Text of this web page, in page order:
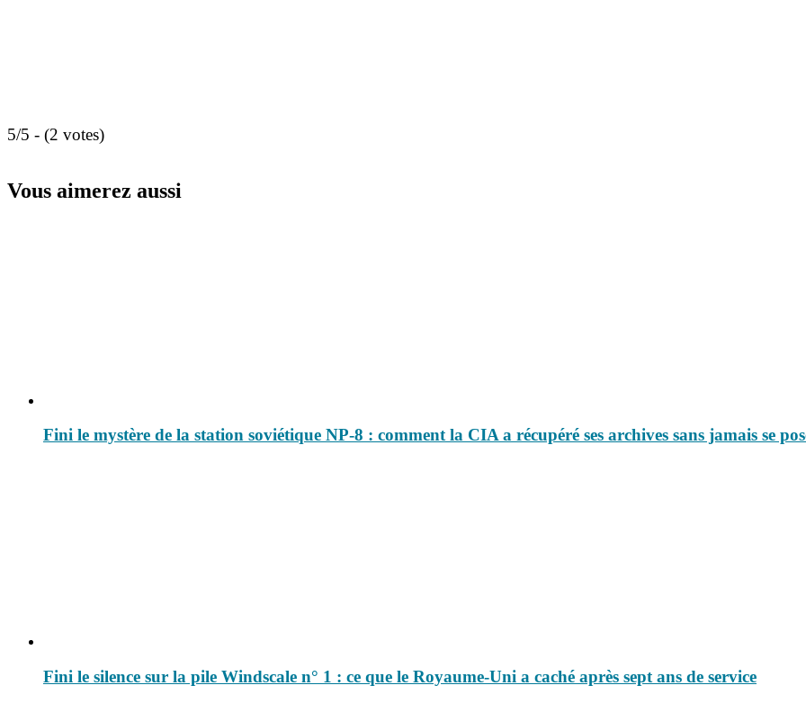
5/5 - (2 votes)
Vous aimerez aussi
Fini le mystère de la station soviétique NP-8 : comment la CIA a récupéré ses archives sans jamais se
Fini le silence sur la pile Windscale n° 1 : ce que le Royaume-Uni a caché après sept ans de service